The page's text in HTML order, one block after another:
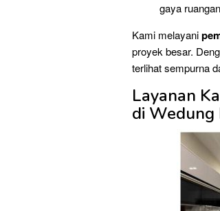
gaya
Kami melayani
proyek besar.
terlihat sempurna
Layanan
di Wedung